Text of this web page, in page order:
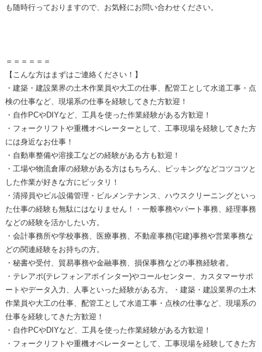
も随時行っておりますので、お気軽にお問い合わせください。
＝＝＝＝＝＝
【こんな方はまずはご連絡ください！】
・建築・建設業界の土木作業員や大工の仕事、配管工として水道工事・点
検の仕事など、現場系の仕事を経験してきた方歓迎！
・自作PCやDIYなど、工具を使った作業経験がある方歓迎！
・フォークリフトや重機オペレーターとして、工事現場を経験してきた方
には身近なお仕事！
・自動車整備や溶接工などの経験がある方も歓迎！
・工場や物流倉庫の経験がある方はもちろん、ピッキングなどコツコツと
した作業が好きな方にピッタリ！
・清掃員やビル設備管理・ビルメンテナンス、ハウスクリーニングといっ
た仕事の経験も無駄にはなりません！・一般事務やパート事務、経理事務
などの経験を活かしたい方。
・会計事務所や学校事務、医療事務、不動産事務(宅建)事務や営業事務な
どの関連経験をお持ちの方。
・秘書や受付、貿易事務や金融事務、損保事務などの事務経験者。
・テレアポ(テレフォンアポインター)やコールセンター、カスタマーサポ
ートやデータ入力、人事といった経験がある方。・建築・建設業界の土木
作業員や大工の仕事、配管工として水道工事・点検の仕事など、現場系の
仕事を経験してきた方歓迎！
・自作PCやDIYなど、工具を使った作業経験がある方歓迎！
・フォークリフトや重機オペレーターとして、工事現場を経験してきた方